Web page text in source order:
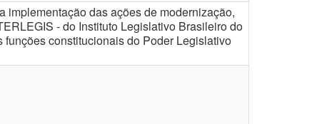
implementação das ações de modernização,
- do Instituto Legislativo Brasileiro do
constitucionais do Poder Legislativo